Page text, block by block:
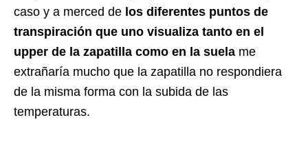
caso y a merced de los diferentes puntos de
transpiración que uno visualiza tanto en el
upper de la zapatilla como en la suela me
extrañaría mucho que la zapatilla no respondiera
de la misma forma con la subida de las
temperaturas.